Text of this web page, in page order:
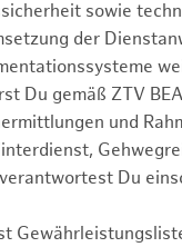
sowie
der
Du gemäß ZTV
und
Du